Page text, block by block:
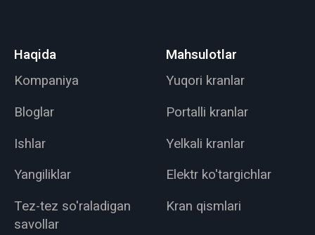
Haqida
Kompaniya
Bloglar
Ishlar
Yangiliklar
Tez-tez so'raladigan
savollar
Mahsulotlar
Yuqori kranlar
Portalli kranlar
Yelkali kranlar
Elektr ko'targichlar
Kran qismlari